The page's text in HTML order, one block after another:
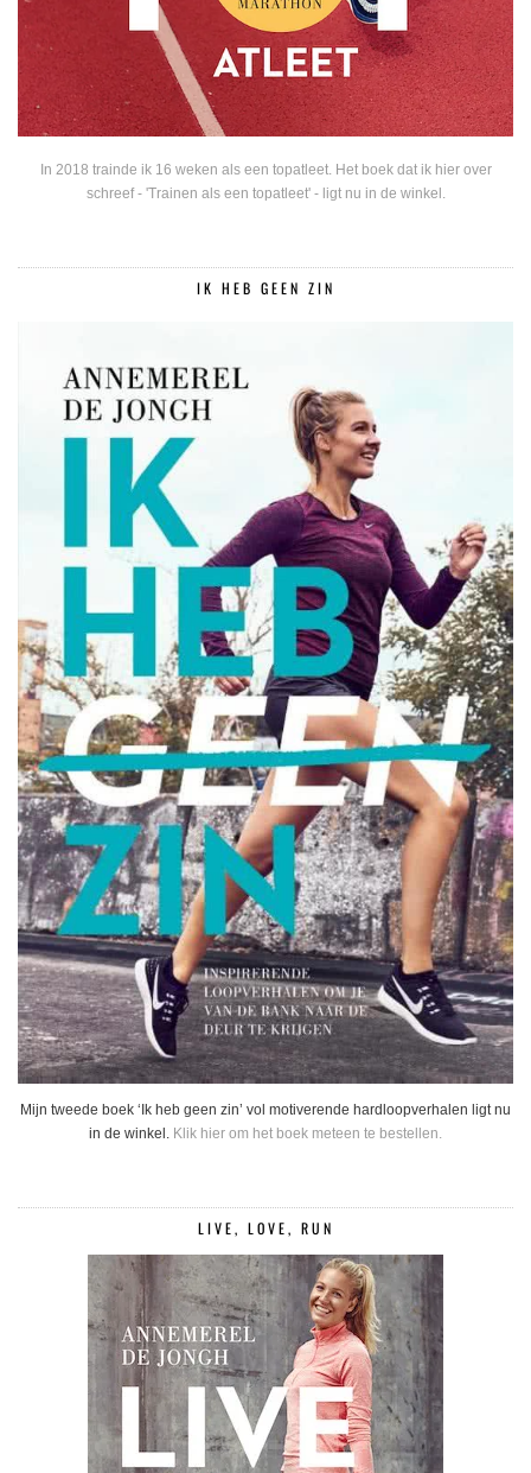
In 2018 trainde ik 16 weken als een topatleet. Het boek dat ik hier over
schreef - 'Trainen als een topatleet' - ligt nu in de winkel.
IK HEB GEEN ZIN
Mijn tweede boek ‘Ik heb geen zin’ vol motiverende hardloopverhalen ligt nu
in de winkel. Klik hier om het boek meteen te bestellen.
LIVE, LOVE, RUN